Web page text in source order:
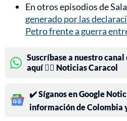
En otros episodios de
generado por las
Petro frente a guerra
Suscríbase a nuestro
aquí 👉🏻 Noticias Caracol
✔️ Síganos en Google
información de Colombia